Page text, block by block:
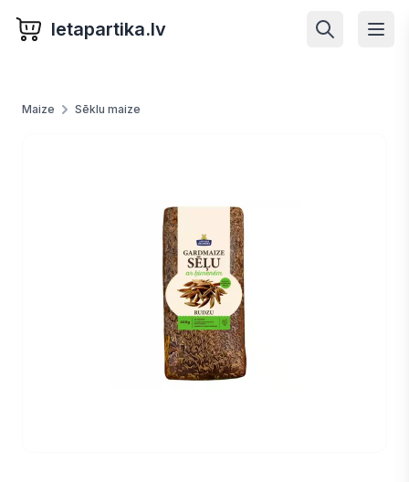
letapartika.lv
Maize Sēklu maize